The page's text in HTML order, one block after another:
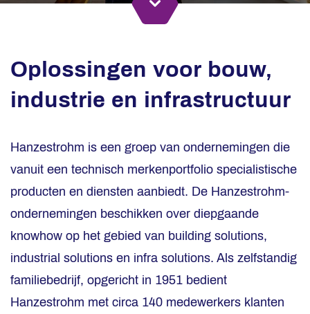
Oplossingen voor bouw,
industrie en infrastructuur
Hanzestrohm is een groep van ondernemingen die
vanuit een technisch merkenportfolio specialistische
producten en diensten aanbiedt. De Hanzestrohm-
ondernemingen beschikken over diepgaande
knowhow op het gebied van building solutions,
industrial solutions en infra solutions. Als zelfstandig
familiebedrijf, opgericht in 1951 bedient
Hanzestrohm met circa 140 medewerkers klanten